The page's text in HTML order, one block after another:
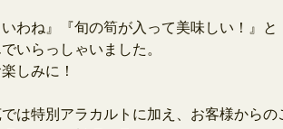
いわね』『旬の筍が入って美味しい！』と
いらっしゃいました。
しみに！
は特別アラカルトに加え、 お客様からの